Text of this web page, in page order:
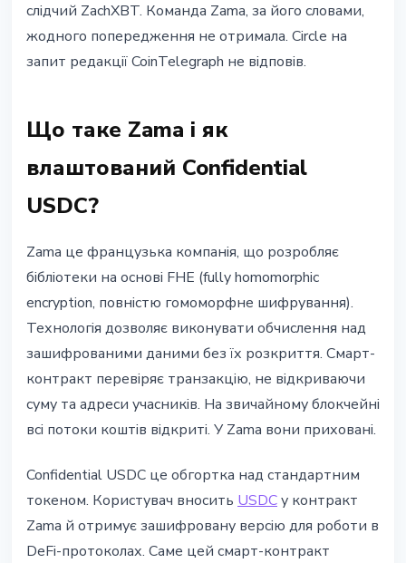
31 травня 2026 р. 3 хв читання
Наталія Дорофєєва
слiдчий ZachXBT. Команда Zama, за його словами,
жодного попередження не отримала. Circle на
запит редакцiї CoinTelegraph не вiдповiв.
Що таке Zama i як
влаштований Confidential
USDC?
Zama це французька компанiя, що розробляє
бiблiотеки на основi FHE (fully homomorphic
encryption, повнiстю гомоморфне шифрування).
Технологiя дозволяє виконувати обчислення над
зашифрованими даними без їх розкриття. Смарт-
контракт перевiряє транзакцiю, не вiдкриваючи
суму та адреси учасникiв. На звичайному блокчейнi
всi потоки коштiв вiдкритi. У Zama вони прихованi.
Confidential USDC це обгортка над стандартним
токеном. Користувач вносить USDCу контракт
Zama й отримує зашифровану версiю для роботи в
DeFi-протоколах. Саме цей смарт-контракт